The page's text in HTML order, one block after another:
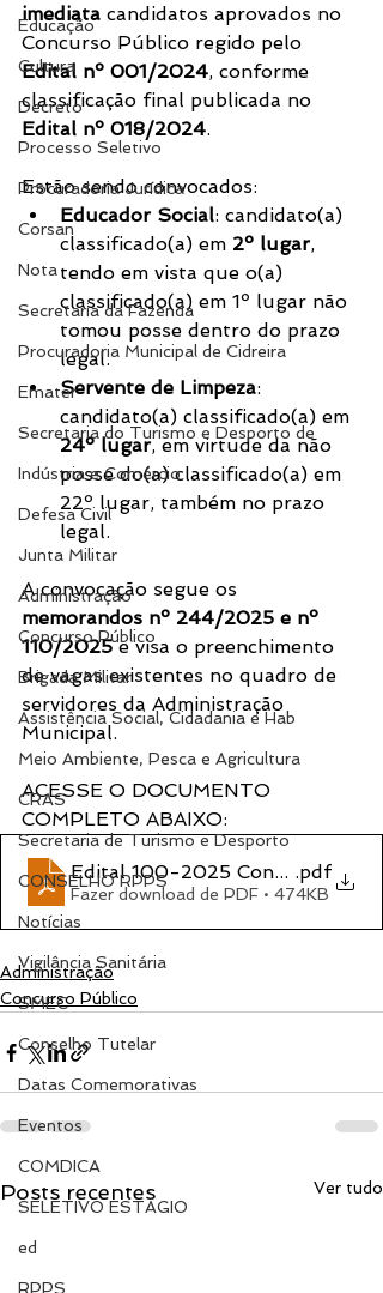
Educação
Cultura
Decreto
Processo Seletivo
Procuradoria Jurídica
Corsan
Nota
Secretaria da Fazenda
Procuradoria Municipal de Cidreira
Emater
Secretaria do Turismo e Desporto de
Indústria e Comércio
Defesa Civil
Junta Militar
Administração
Concurso Público
Brigada Militar
Assistência Social, Cidadania e Hab
Meio Ambiente, Pesca e Agricultura
CRAS
Secretaria de Turismo e Desporto
CONSELHO RPPS
Notícias
Vigilância Sanitária
SMEC
Conselho Tutelar
Datas Comemorativas
Eventos
COMDICA
SELETIVO ESTÁGIO
ed
RPPS
imediata candidatos aprovados no
Concurso Público regido pelo
Edital nº 001/2024, conforme
classificação final publicada no
Edital nº 018/2024.
Estão sendo convocados:
Educador Social: candidato(a)
classificado(a) em 2º lugar,
tendo em vista que o(a)
classificado(a) em 1º lugar não
tomou posse dentro do prazo
legal.
Servente de Limpeza:
candidato(a) classificado(a) em
24º lugar, em virtude da não
posse do(a) classificado(a) em
22º lugar, também no prazo
legal.
A convocação segue os
memorandos nº 244/2025 e nº
110/2025 e visa o preenchimento
de vagas existentes no quadro de
servidores da Administração
Municipal.
ACESSE O DOCUMENTO
COMPLETO ABAIXO:
Edital 100-2025 Concurso
.pdf
Fazer download de PDF • 474KB
Administração
Concurso Público
Posts recentes Ver tudo